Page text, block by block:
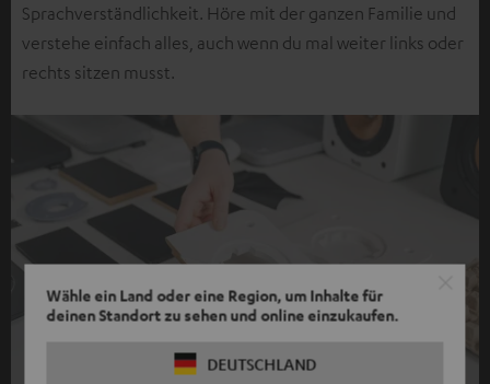
Wähle ein Land oder eine Region, um Inhalte für
deinen Standort zu sehen und online einzukaufen.
DEUTSCHLAND
Sprachverständlichkeit. Höre mit der ganzen Familie und
verstehe einfach alles, auch wenn du mal weiter links oder
rechts sitzen musst.